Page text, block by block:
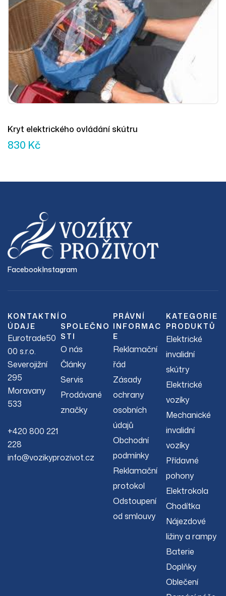
Kryt elektrického ovládání skútru
830 Kč
FacebookInstagram
KONTAKTNÍ
ÚDAJE
Eurotrade50
00 s.r.o.
Severojižní
295
Moravany
533
+420 800 221
228
info@vozikyprozivot.cz
O
SPOLEČNO
STI
O nás
Články
Servis
Prodávané
značky
PRÁVNÍ
INFORMAC
E
Reklamační
řád
Zásady
ochrany
osobních
údajů
Obchodní
podmínky
Reklamační
protokol
Odstoupení
od smlouvy
KATEGORIE
PRODUKTŮ
Elektrické
invalidní
skútry
Elektrické
vozíky
Mechanické
invalidní
vozíky
Přídavné
pohony
Elektrokola
Chodítka
Nájezdové
ližiny a rampy
Baterie
Doplňky
Oblečení